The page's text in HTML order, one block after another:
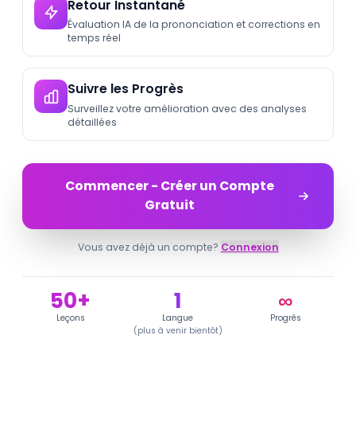
Retour Instantané
Évaluation IA de la prononciation et corrections en
temps réel
Suivre les Progrès
Surveillez votre amélioration avec des analyses
détaillées
Commencer - Créer un Compte
Gratuit
Vous avez déjà un compte? Connexion
50+
Leçons
1
Langue
(plus à venir bientôt)
∞
Progrès